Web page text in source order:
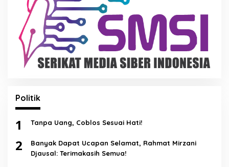
Politik
1 Tanpa Uang, Coblos Sesuai Hati!
2
Banyak Dapat Ucapan Selamat, Rahmat Mirzani
Djausal: Terimakasih Semua!